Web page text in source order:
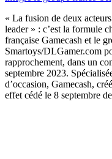
« La fusion de deux
leader » : c’est la formule
française Gamecash et le
Smartoys/DLGamer.com
rapprochement, dans un
septembre 2023.
d’occasion, Gamecash,
effet cédé le 8 septembre